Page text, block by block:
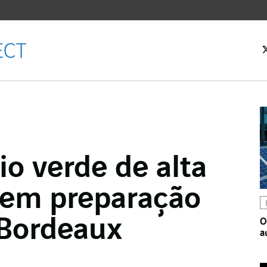
verde de alta
preparação